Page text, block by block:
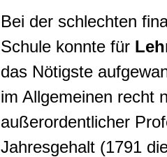
Bei der schlechten
Schule konnte für
das Nötigste
im Allgemeinen recht
außerordentlicher
Jahresgehalt (1791